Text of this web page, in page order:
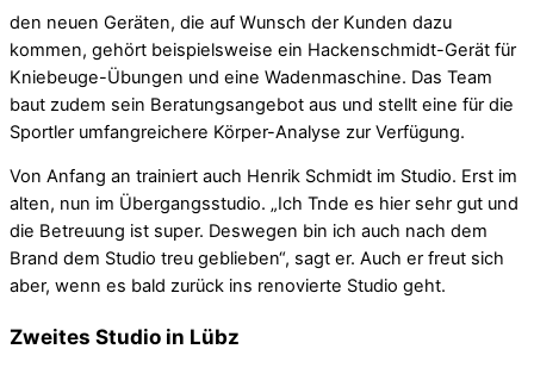
den neuen Geräten, die auf Wunsch der Kunden dazu
kommen, gehört beispielsweise ein Hackenschmidt-Gerät für
Kniebeuge-Übungen und eine Wadenmaschine. Das Team
baut zudem sein Beratungsangebot aus und stellt eine für die
Sportler umfangreichere Körper-Analyse zur Verfügung.
Von Anfang an trainiert auch Henrik Schmidt im Studio. Erst im
alten, nun im Übergangsstudio. „Ich Tnde es hier sehr gut und
die Betreuung ist super. Deswegen bin ich auch nach dem
Brand dem Studio treu geblieben“, sagt er. Auch er freut sich
aber, wenn es bald zurück ins renovierte Studio geht.
Zweites Studio in Lübz